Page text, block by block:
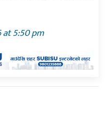
at 5:50 pm